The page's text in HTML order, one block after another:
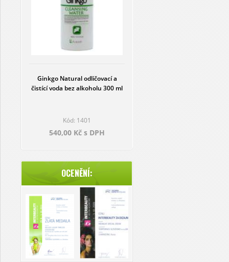
Ginkgo Natural odličovací a
čistící voda bez alkoholu 300 ml
Kód: 1401
540,00 Kč s DPH
OCENĚNÍ: